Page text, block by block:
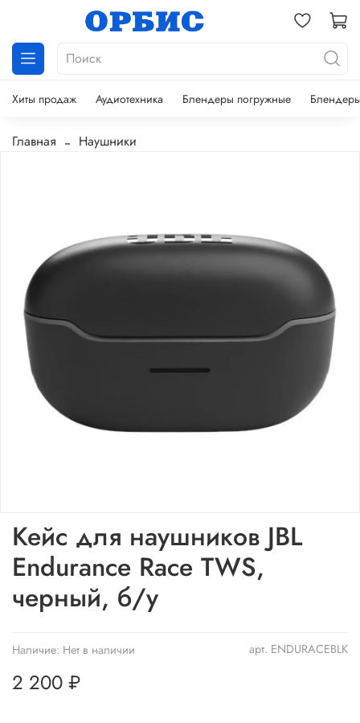
Хиты продаж Аудиотехника Блендеры погружные
Главная Наушники
арт. ENDURACEBLK
Наличие: Нет в наличии
Кейс для наушников JBL
Endurance Race TWS,
черный, б/у
2 200 ₽